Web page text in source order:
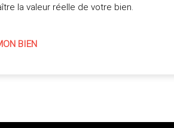
la valeur réelle de votre bien.
BIEN